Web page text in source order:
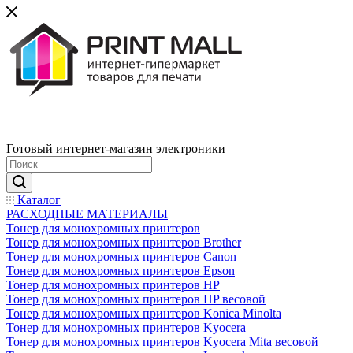
Готовый интернет-магазин электроники
Каталог
РАСХОДНЫЕ МАТЕРИАЛЫ
Тонер для монохромных принтеров
Тонер для монохромных принтеров Brother
Тонер для монохромных принтеров Canon
Тонер для монохромных принтеров Epson
Тонер для монохромных принтеров HP
Тонер для монохромных принтеров HP весовой
Тонер для монохромных принтеров Konica Minolta
Тонер для монохромных принтеров Kyocera
Тонер для монохромных принтеров Kyocera Mita весовой